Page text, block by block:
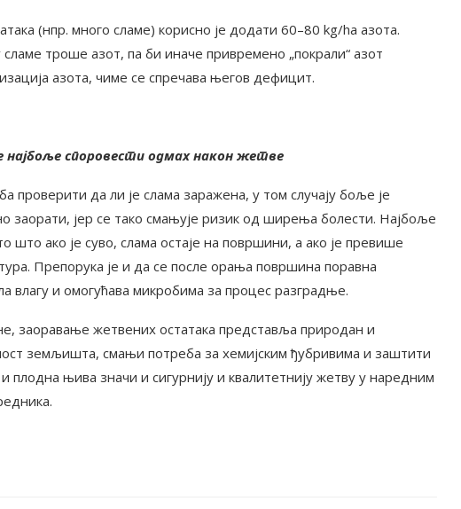
(нпр. много сламе) корисно је додати 60–80 kg/ha азота.
троше азот, па би иначе привремено „покрали“ азот
азота, чиме се спречава његов дефицит.
споровести одмах након жетве
проверити да ли је слама заражена, у том случају боље је
заорати, јер се тако смањује ризик од ширења болести. Најбоље
што ако је суво, слама остаје на површини, а ако је превише
Препорука је и да се после орања површина поравна
и омогућава микробима за процес разградње.
заоравање жетвених остатака представља природан и
земљишта, смањи потреба за хемијским ђубривима и заштити
плодна њива значи и сигурнију и квалитетнију жетву у наредним